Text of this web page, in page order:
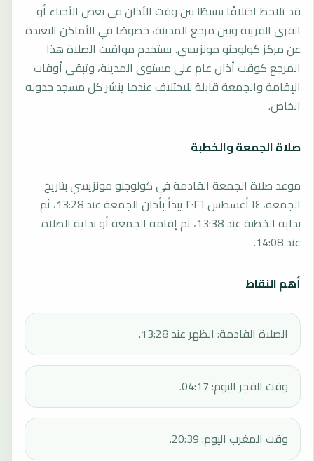
قد تلاحظ اختلافًا بسيطًا بين وقت الأذان في بعض الأحياء أو
القرى القريبة وبين مرجع المدينة، خصوصًا في الأماكن البعيدة
عن مركز كولوجنو مونزيسي. يستخدم مواقيت الصلاة هذا
المرجع كوقت أذان عام على مستوى المدينة، وتبقى أوقات
الإقامة والجمعة قابلة للاختلاف عندما ينشر كل مسجد جدوله
الخاص.
صلاة الجمعة والخطبة
موعد صلاة الجمعة القادمة في كولوجنو مونزيسي بتاريخ
الجمعة، ١٤ أغسطس ٢٠٢٦ يبدأ بأذان الجمعة عند 13:28، ثم
بداية الخطبة عند 13:38، ثم إقامة الجمعة أو بداية الصلاة
عند 14:08.
أهم النقاط
الصلاة القادمة: الظهر عند 13:28.
وقت الفجر اليوم: 04:17.
وقت المغرب اليوم: 20:39.